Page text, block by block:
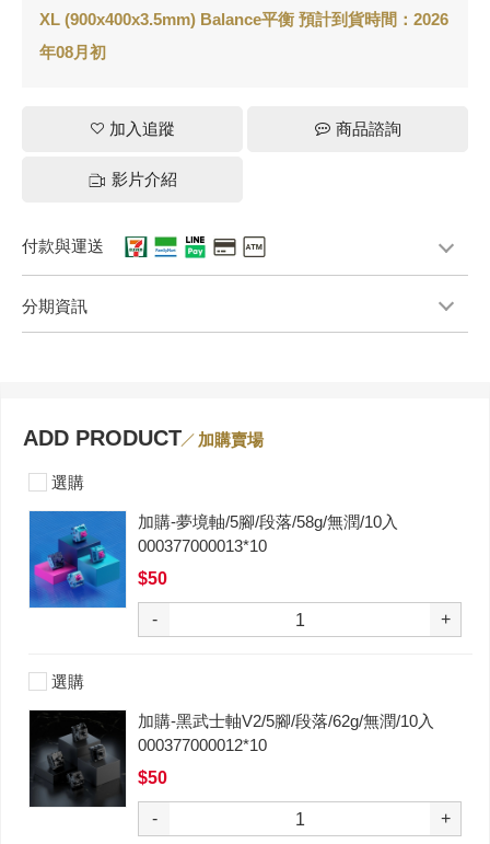
XL (900x400x3.5mm) Balance平衡 預計到貨時間：2026
年08月初
加入追蹤 商品諮詢
影片介紹
付款與運送
分期資訊
ADD PRODUCT 加購賣場
選購
加購-夢境軸/5腳/段落/58g/無潤/10入
000377000013*10
$50
- +
選購
加購-黑武士軸V2/5腳/段落/62g/無潤/10入
000377000012*10
$50
- +